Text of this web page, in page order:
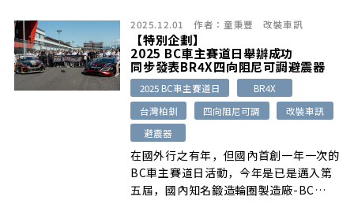
質感，目前在國內已擁有龐大的車主數
量，而為了讓大家能以車會友，國內
Carnival最大FB社團- KIA All new
Carnival (KA4) Club Taiwan，特別於
日前舉辦全國車聚活動。
2025.12.01 作者： 童秉豐 改裝車訊
【特別企劃】
2025 BC車主賽道日舉辦成功
同步發表BR4X四向阻尼可調避震器
2025 BC車主賽道日
BR4X
台灣柏釧
四向阻尼可調
改裝車訊
避震器
在國外行之有年，但國內首創一年一次的
BC車主賽道日活動，今年是已是邁入第
五屆，國內知名鍛造輪圈製造廠-BC